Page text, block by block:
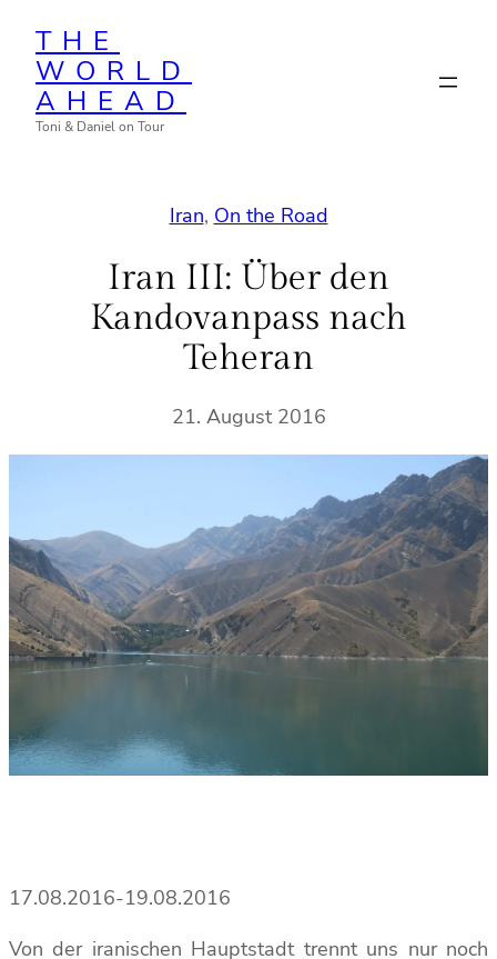
Inhalt
springen
THE
WORLD
AHEAD
Toni & Daniel on Tour
Iran, On the Road
Iran III: Über den
Kandovanpass nach
Teheran
21. August 2016
17.08.2016-19.08.2016
Von der iranischen Hauptstadt trennt uns nur noch